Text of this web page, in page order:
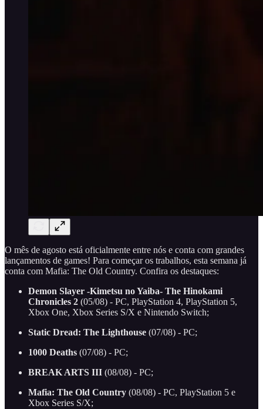
O mês de agosto está oficialmente entre nós e conta com grandes
lançamentos de games! Para começar os trabalhos, esta semana já
conta com Mafia: The Old Country. Confira os destaques:
Demon Slayer -Kimetsu no Yaiba- The Hinokami
Chronicles 2 (05/08) - PC, PlayStation 4, PlayStation 5,
Xbox One, Xbox Series S/X e Nintendo Switch;
Static Dread: The Lighthouse (07/08) - PC;
1000 Deaths (07/08) - PC;
BREAK ARTS III (08/08) - PC;
Mafia: The Old Country (08/08) - PC, PlayStation 5 e
Xbox Series S/X;